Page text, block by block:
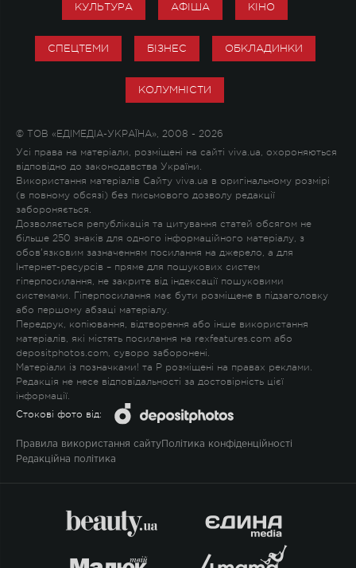
КУЛЬТУРА АФІША КІНО
СПЕЦТЕМИ БІЗНЕС ОБКЛАДИНКИ
КОЛУМНІСТИ
© ТОВ «ЕДІМЕДІА-УКРАЇНА», 2008 - 2026
Усі права на матеріали, розміщені на сайті viva.ua, охороняються
відповідно до законодавства України.
Використання матеріалів Сайту viva.ua в оригінальному розмірі
(в повному обсязі) без письмового дозволу редакції
забороняється.
Дозволяється републікація та цитування статей обсягом не
більше 250 знаків для одного інформаційного матеріалу, з
обов'язковим зазначенням посилання на джерело, а для
Інтернет-ресурсів – пряме для пошукових систем
гіперпосилання, не закрите від індексації пошуковими
системами. Гіперпосилання має бути розміщене в підзаголовку
або першому абзаці матеріалу.
Передрук, копіювання, відтворення або інше використання
матеріалів, які містять посилання на rexfeatures.com або
depositphotos.com, суворо заборонені.
Матеріали із позначками! та P розміщені на правах реклами.
Редакція не несе відповідальності за достовірність цієї
інформації.
Стокові фото від:
Правила використання сайту Політика конфіденційності
Редакційна політика